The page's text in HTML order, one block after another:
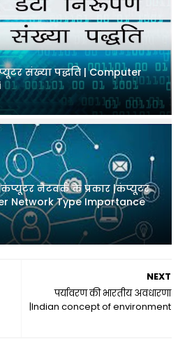
संख्या पद्धति | Computer
नेटवर्क के प्रकार |कंप्यूटर
Network Type Importance
NEXT
पर्यावरण की भारतीय अवधारणा
|Indian concept of environment